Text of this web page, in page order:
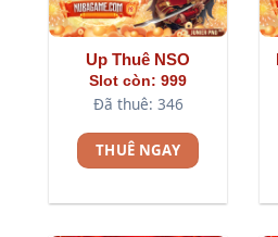
Up Thuê NSO
Slot còn: 999
Đã thuê: 346
THUÊ NGAY